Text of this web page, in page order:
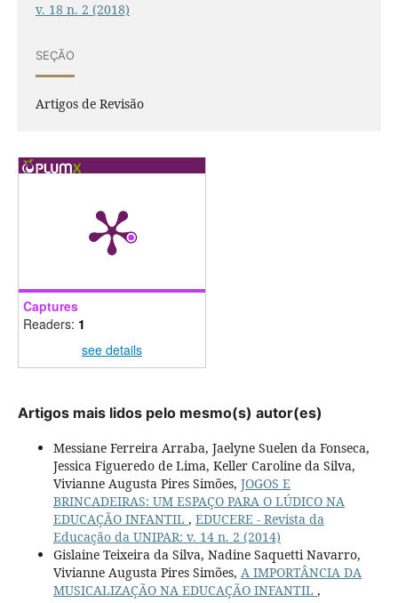
v. 18 n. 2 (2018)
SEÇÃO
Artigos de Revisão
Captures
Readers: 1
see details
Artigos mais lidos pelo mesmo(s) autor(es)
Messiane Ferreira Arraba, Jaelyne Suelen da Fonseca,
Jessica Figueredo de Lima, Keller Caroline da Silva,
Vivianne Augusta Pires Simões, JOGOS E
BRINCADEIRAS: UM ESPAÇO PARA O LÚDICO NA
EDUCAÇÃO INFANTIL , EDUCERE - Revista da
Educação da UNIPAR: v. 14 n. 2 (2014)
Gislaine Teixeira da Silva, Nadine Saquetti Navarro,
Vivianne Augusta Pires Simões, A IMPORTÂNCIA DA
MUSICALIZAÇÃO NA EDUCAÇÃO INFANTIL ,